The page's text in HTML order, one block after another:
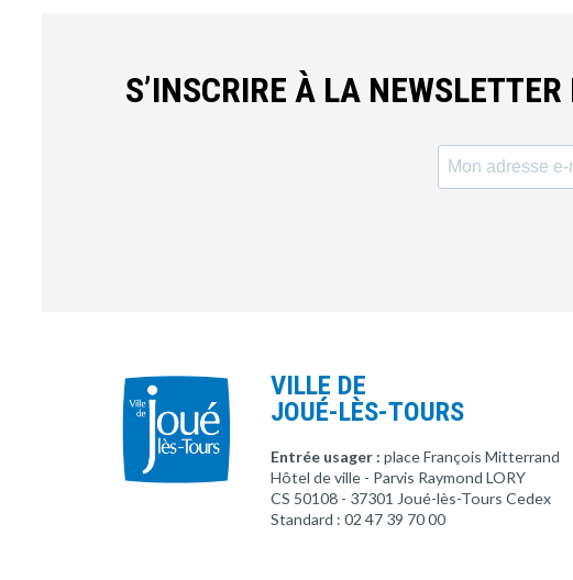
S’INSCRIRE À LA
VILLE DE
JOUÉ-LÈS-TOURS
Entrée usager : place François Mitterrand
Hôtel de ville - Parvis Raymond LORY
CS 50108 - 37301 Joué-lès-Tours Cedex
Standard : 02 47 39 70 00